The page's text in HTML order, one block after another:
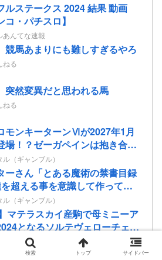
ルステークス 2024 結果 動画
コ・パチスロ】
あんてな速報
競馬あまりにも難しすぎるやろ
ねる
突然変異だと思われる馬
ねる
モンキーターンⅥが2027年1月
場！？ゼーガペインは抱き合わ
（ギャンブル）
ーさん「とある魔術の禁書目録
超える事を意識して作ってる
て、演出・ゲーム性は東京喰種
い」
（ギャンブル）
マテラスカイ産駒で母ミニーア
となるソルテヴェローチェの
競馬予想
ルステークス 2024 予想オッ
検索 トップ サイドバー